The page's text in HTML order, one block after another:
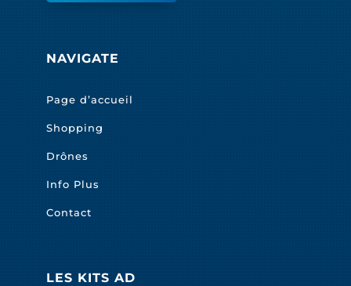
NAVIGATE
Page d’accueil
Shopping
Drônes
Info Plus
Contact
LES KITS AD